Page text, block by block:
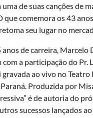
de suas canções de
que comemora os 43
seu lugar no
anos de carreira, Marcelo
a participação do Pr.
ao vivo no Teatro
Produzida por
é de autoria do
sucessos lançados